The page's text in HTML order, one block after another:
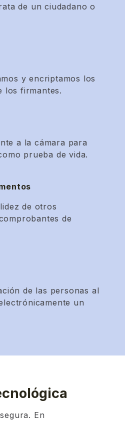
de un ciudadano o
y encriptamos los
los firmantes.
a la cámara para
prueba de vida.
de otros
de
de las personas al
un
En